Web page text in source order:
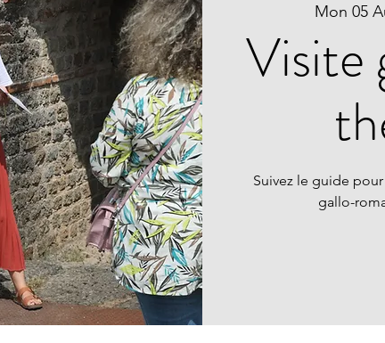
Mon 05
Visite
Suivez le guide
gallo-